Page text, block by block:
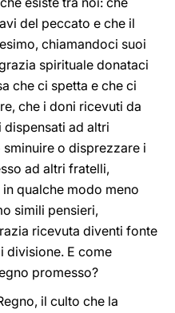
del peccato e che il
chiamandoci suoi
spirituale donataci
che ci spetta e che ci
che i doni ricevuti da
ad altri
o disprezzare i
ad altri fratelli,
qualche modo meno
simili pensieri,
ricevuta diventi fonte
divisione. E come
promesso?
il culto che la